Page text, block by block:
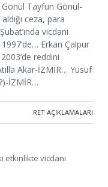
Gönül Tayfun Gönül-
ceza, para
vicdani
Erkan Çalpur
reddini
Akar-İZMİR… Yusuf
İZMİR…
RET AÇIKLAMALARI
etkinlikte vicdani